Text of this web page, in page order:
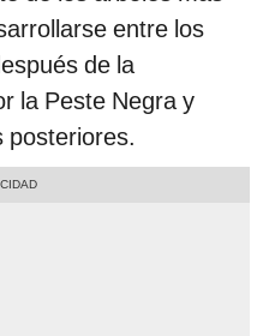
entre los
de la
la Peste Negra y
posteriores.